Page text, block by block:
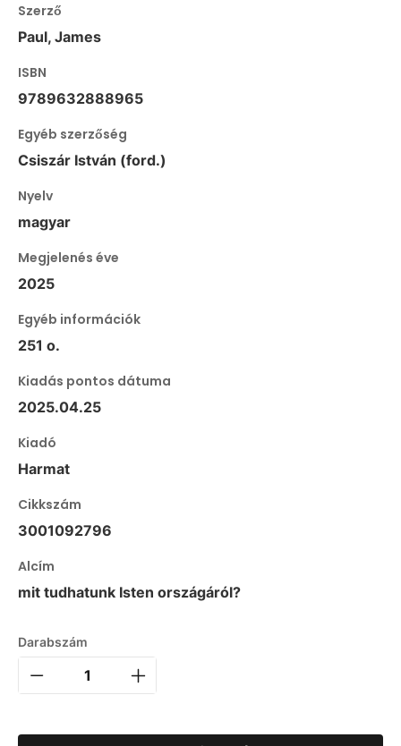
Szerző
Paul, James
ISBN
9789632888965
Egyéb szerzőség
Csiszár István (ford.)
Nyelv
magyar
Megjelenés éve
2025
Egyéb információk
251 o.
Kiadás pontos dátuma
2025.04.25
Kiadó
Harmat
Cikkszám
3001092796
Alcím
mit tudhatunk Isten országáról?
Darabszám